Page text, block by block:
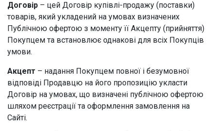
Договір – цей Договір купівлі-продажу (поставки)
товарів, який укладений на умовах визначених
Публічною офертою з моменту її Акцепту (прийняття)
Покупцем та встановлює однакові для всіх Покупців
умови.
Акцепт – надання Покупцем повної і безумовної
відповіді Продавцю на його пропозицію укласти
Договір на умовах, що визначені публічною офертою
шляхом реєстрації та оформлення замовлення на
Сайті.